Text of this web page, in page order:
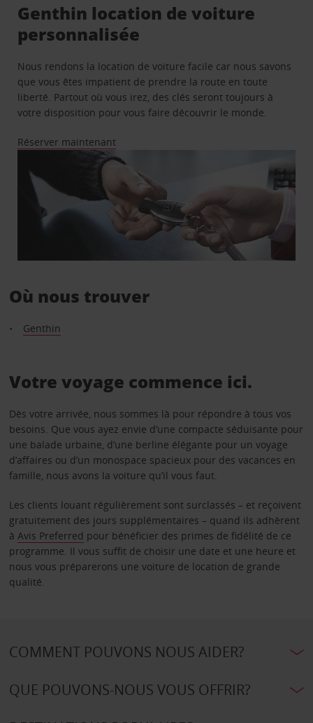
Genthin location de voiture
personnalisée
Nous rendons la location de voiture facile car nous savons
que vous êtes impatient de prendre la route en toute
liberté. Partout où vous irez, des clés seront toujours à
votre disposition pour vous faire découvrir le monde.
Réserver maintenant
Où nous trouver
Genthin
Votre voyage commence ici.
Dès votre arrivée, nous sommes là pour répondre à tous vos
besoins. Que vous ayez envie d’une compacte séduisante pour
une balade urbaine, d’une berline élégante pour un voyage
d’affaires ou d’un monospace spacieux pour des vacances en
famille, nous avons la voiture qu’il vous faut.
Les clients louant régulièrement sont surclassés – et reçoivent
gratuitement des jours supplémentaires – quand ils adhèrent
à Avis Preferred pour bénéficier des primes de fidélité de ce
programme. Il vous suffit de choisir une date et une heure et
nous vous préparerons une voiture de location de grande
qualité.
COMMENT POUVONS NOUS AIDER?
QUE POUVONS-NOUS VOUS OFFRIR?